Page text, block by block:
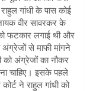
गांधी के पास कोई
वीर सावरकर के
फटकार लगाई थी और
से माफी मांगने
को अंग्रेजों का नौकर
चाहिए। इसके पहले
ने राहुल गांधी को